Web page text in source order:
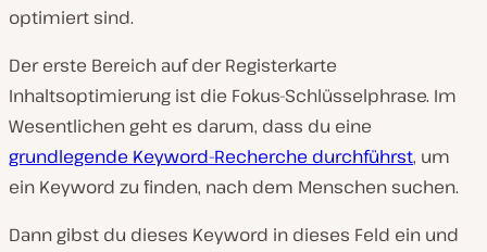
optimiert sind.
Der erste Bereich auf der Registerkarte
Inhaltsoptimierung ist die Fokus-Schlüsselphrase. Im
Wesentlichen geht es darum, dass du eine
grundlegende Keyword-Recherche durchführst, um
ein Keyword zu finden, nach dem Menschen suchen.
Dann gibst du dieses Keyword in dieses Feld ein und